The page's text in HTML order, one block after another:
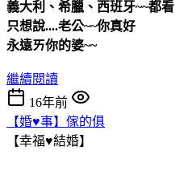
義大利、希臘、西班牙~~都看
只想說....老公~~你真好
永遠ㄞ你的婆~~
繼續閱讀
16年前
【婚♥事】傢的俱
【幸福♥結婚】